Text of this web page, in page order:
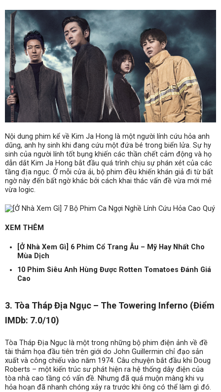
Nội dung phim kể về Kim Ja Hong là một người lính cứu hỏa anh
dũng, anh hy sinh khi đang cứu một đứa bé trong biển lửa. Sự hy
sinh của người lính tốt bụng khiến các thần chết cảm động và họ
dẫn dắt Kim Ja Hong bắt đầu quá trình chịu sự phán xét của các
tầng địa ngục. Ở mỗi cửa ải, bộ phim đều khiến khán giả đi từ bất
ngờ này đến bất ngờ khác bởi cách khai thác vấn đề vừa mới mẻ
vừa logic.
XEM THÊM
[Ở Nhà Xem Gì] 6 Phim Cổ Trang Âu – Mỹ Hay Nhất Cho
Mùa Dịch
10 Phim Siêu Anh Hùng Được Rotten Tomatoes Đánh Giá
Cao
3. Tòa Tháp Địa Ngục – The Towering Inferno (Điểm
IMDb: 7.0/10)
Tòa Tháp Địa Ngục là một trong những bộ phim điện ảnh về đề
tài thảm họa đầu tiên trên giới do John Guillermin chỉ đạo sản
xuất và công chiếu vào năm 1974. Câu chuyện bắt đầu khi Doug
Roberts – một kiến trúc sư phát hiện ra hệ thống dây điện của
tòa nhà cao tầng có vấn đề. Nhưng đã quá muộn màng khi vụ
hỏa hoạn đã nhanh chóng xảy ra trước khi ông có thể làm gì đó.